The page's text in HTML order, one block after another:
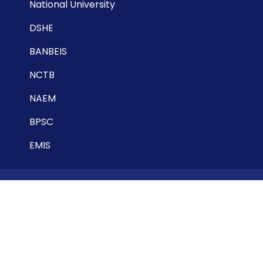
National University
DSHE
BANBEIS
NCTB
NAEM
BPSC
EMIS